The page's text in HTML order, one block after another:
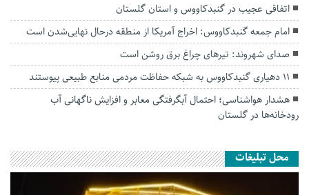
اتفاقی عجیب در‌ گنبدکاووس و استان گلستان
امام جمعه گنبدکاووس: اخراج آمریکا از منطقه درحال نهایی‌شدن است
صدای شهروند: تیرهای چراغ برق روشن است
۱۱ دهیاری گنبدکاووس به شبکه حفاظت مردمی منابع طبیعی پیوستند
هشدار هواشناسی؛ احتمال آبگرفتگی معابر و افزایش ناگهانی آب
رودخانه‌ها در گلستان
محل تبلیغات